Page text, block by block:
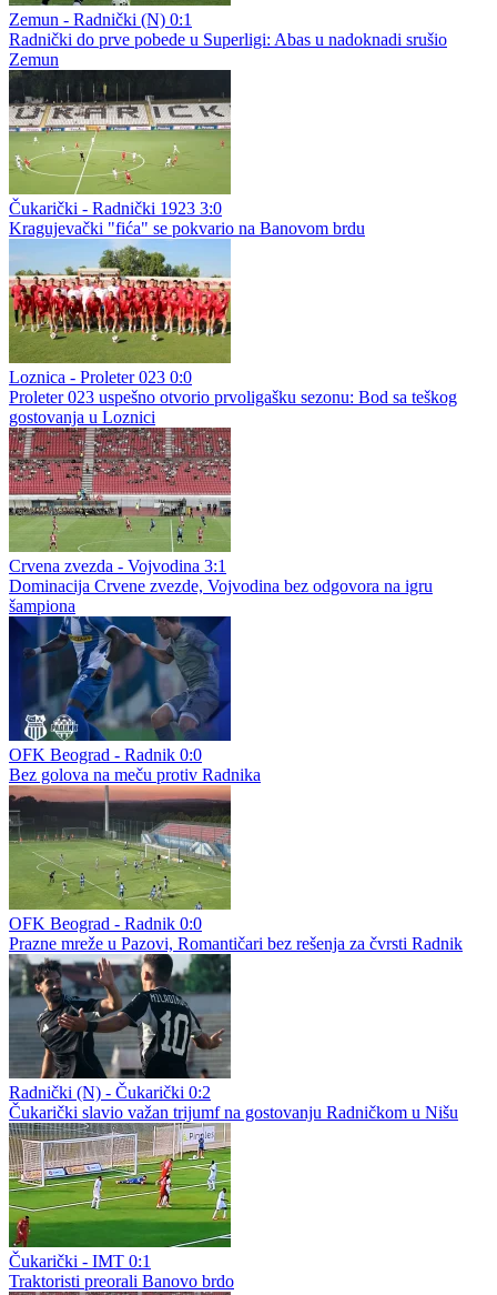
Zemun - Radnički (N) 0:1
Radnički do prve pobede u Superligi: Abas u nadoknadi srušio
Zemun
Čukarički - Radnički 1923 3:0
Kragujevački "fića" se pokvario na Banovom brdu
Loznica - Proleter 023 0:0
Proleter 023 uspešno otvorio prvoligašku sezonu: Bod sa teškog
gostovanja u Loznici
Crvena zvezda - Vojvodina 3:1
Dominacija Crvene zvezde, Vojvodina bez odgovora na igru
šampiona
OFK Beograd - Radnik 0:0
Bez golova na meču protiv Radnika
OFK Beograd - Radnik 0:0
Prazne mreže u Pazovi, Romantičari bez rešenja za čvrsti Radnik
Radnički (N) - Čukarički 0:2
Čukarički slavio važan trijumf na gostovanju Radničkom u Nišu
Čukarički - IMT 0:1
Traktoristi preorali Banovo brdo